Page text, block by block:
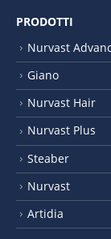
PRODOTTI
Nurvast
Giano
Nurvast Hair
Nurvast Plus
Steaber
Nurvast
Artidia